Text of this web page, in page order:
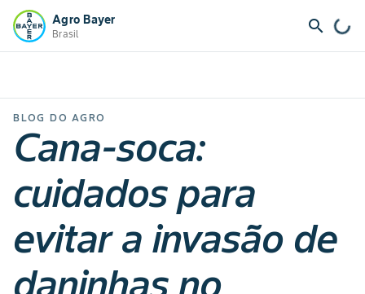
Agro Bayer
Brasil search
BLOG DO AGRO
Cana-soca:
cuidados para
evitar a invasão de
daninhas no